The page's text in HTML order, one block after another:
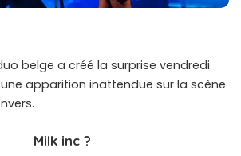
belge a créé la surprise vendredi
apparition inattendue sur la scène
Milk inc ?